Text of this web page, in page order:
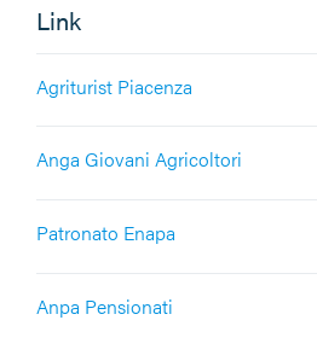
Link
Agriturist Piacenza
Anga Giovani Agricoltori
Patronato Enapa
Anpa Pensionati